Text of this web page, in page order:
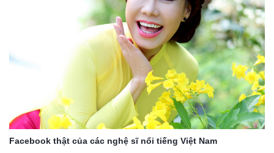
Facebook thật của các nghệ sĩ nổi tiếng Việt Nam